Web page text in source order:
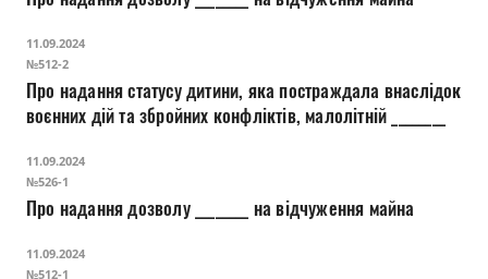
11.09.2024
№512-2
Про надання статусу дитини, яка постраждала внаслідок
воєнних дій та збройних конфліктів, малолітній ________
11.09.2024
№526-1
Про надання дозволу ________ на відчуження майна
11.09.2024
№512-1